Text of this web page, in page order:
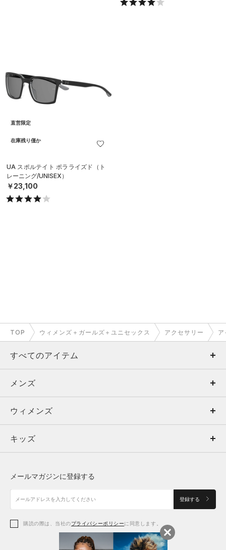
直営限定
在庫残り僅か
UA スポルテイト ポラライズド（ト
レーニング/UNISEX）
￥23,100
TOP ウィメンズ＋ガールズ＋ユニセックス アクセサリー
すべてのアイテム
メンズ
ウィメンズ
キッズ
アクセサリー
メンズ
トップス
ボトムス
アクセサリー
ウィメンズ
トップス
シューズ
アクセサリー
キッズ
シューズ
メールマガジンに登録する
登録する
購読の際は、当社のプライバシーポリシーに同意します。